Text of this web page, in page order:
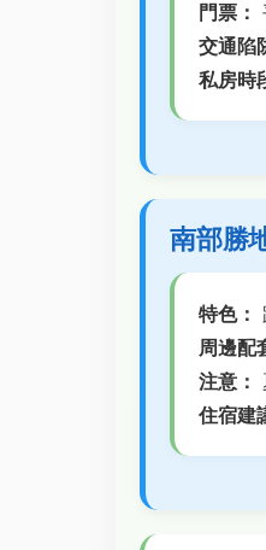
門票：
交通陷
私房時
南部勝
特色：
周邊配
注意：
住宿建